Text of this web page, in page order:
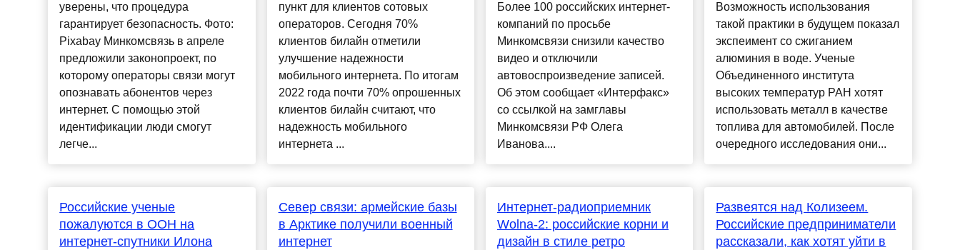
уверены, что процедура
гарантирует безопасность. Фото:
Pixabay Минкомсвязь в апреле
предложили законопроект, по
которому операторы связи могут
опознавать абонентов через
интернет. С помощью этой
идентификации люди смогут
легче...
Российские ученые
пожалуются в ООН на
интернет-спутники Илона
пункт для клиентов сотовых
операторов. Сегодня 70%
клиентов билайн отметили
улучшение надежности
мобильного интернета. По итогам
2022 года почти 70% опрошенных
клиентов билайн считают, что
надежность мобильного
интернета ...
Север связи: армейские базы
в Арктике получили военный
интернет
Более 100 российских интернет-
компаний по просьбе
Минкомсвязи снизили качество
видео и отключили
автовоспроизведение записей.
Об этом сообщает «Интерфакс»
со ссылкой на замглавы
Минкомсвязи РФ Олега
Иванова....
Интернет-радиоприемник
Wolna-2: российские корни и
дизайн в стиле ретро
Возможность использования
такой практики в будущем показал
экспеимент со сжиганием
алюминия в воде. Ученые
Объединенного института
высоких температур РАН хотят
использовать металл в качестве
топлива для автомобилей. После
очередного исследования они...
Развеятся над Колизеем.
Российские предприниматели
рассказали, как хотят уйти в